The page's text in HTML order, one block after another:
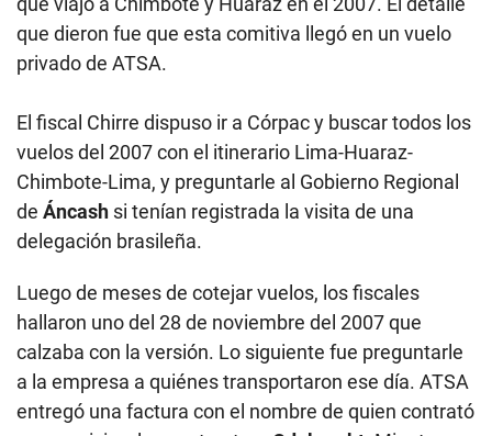
que dieron fue que esta comitiva llegó en un vuelo
privado de ATSA.
El fiscal Chirre dispuso ir a Córpac y buscar todos los
vuelos del 2007 con el itinerario Lima-Huaraz-
Chimbote-Lima, y preguntarle al Gobierno Regional
de Áncash si tenían registrada la visita de una
delegación brasileña.
Luego de meses de cotejar vuelos, los fiscales
hallaron uno del 28 de noviembre del 2007 que
calzaba con la versión. Lo siguiente fue preguntarle
a la empresa a quiénes transportaron ese día. ATSA
entregó una factura con el nombre de quien contrató